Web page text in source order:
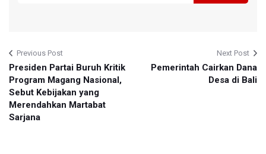
Previous Post
Presiden Partai Buruh Kritik
Program Magang Nasional,
Sebut Kebijakan yang
Merendahkan Martabat
Sarjana
Next Post
Pemerintah Cairkan Dana
Desa di Bali